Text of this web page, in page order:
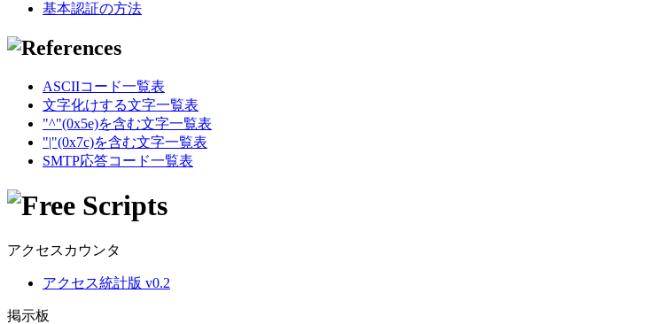
基本認証の方法
ASCIIコード一覧表
文字化けする文字一覧表
"^"(0x5e)を含む文字一覧表
"|"(0x7c)を含む文字一覧表
SMTP応答コード一覧表
アクセスカウンタ
アクセス統計版 v0.2
掲示板